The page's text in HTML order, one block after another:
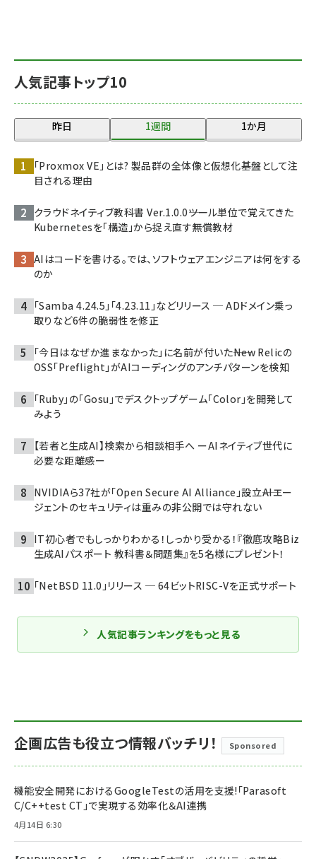
人気記事トップ10
昨日 1週間 1か月
「Proxmox VE」とは? 製品群の全体像と仮想化基盤として注
目される理由
クラウドネイティブ教科書 Ver.1.0.0――ツール単位で覚えてきた
Kubernetesを「構造」から捉え直す無償教材
AIはコードを書ける。では、ソフトウェアエンジニアは何をする
のか
「Samba 4.24.5」「4.23.11」などリリース ─ ADドメイン乗っ
取りなど6件の脆弱性を修正
「今日はなぜか進まなかった」に名前が付いた――New Relicの
OSS「Preflight」がAIコーディングのアンチパターンを検知
「Ruby」の「Gosu」でデスクトップゲーム「Color」を開発して
みよう
【若者と生成AI】検索から相談相手へ ーAIネイティブ世代に
必要な距離感ー
NVIDIAら37社が「Open Secure AI Alliance」設立――AIエー
ジェントのセキュリティは重みの非公開では守れない
IT初心者でもしっかりわかる！しっかり受かる！『徹底攻略Biz
生成AIパスポート 教科書＆問題集』を5名様にプレゼント！
「NetBSD 11.0」リリース ─ 64ビットRISC-Vを正式サポート
人気記事ランキングをもっと見る
企画広告も役立つ情報バッチリ！ Sponsored
機能安全開発におけるGoogleTestの活用を支援!「Parasoft
C/C++test CT」で実現する効率化＆AI連携
4月14日 6:30